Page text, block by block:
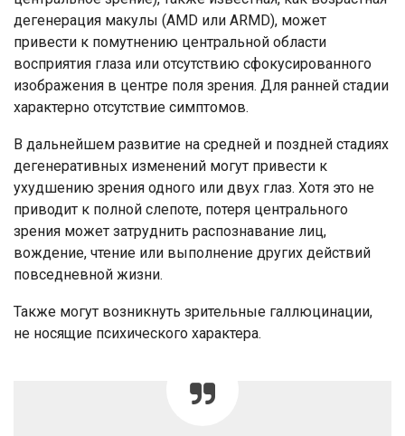
дегенерация макулы (AMD или ARMD), может
привести к помутнению центральной области
восприятия глаза или отсутствию сфокусированного
изображения в центре поля зрения. Для ранней стадии
характерно отсутствие симптомов.
В дальнейшем развитие на средней и поздней стадиях
дегенеративных изменений могут привести к
ухудшению зрения одного или двух глаз. Хотя это не
приводит к полной слепоте, потеря центрального
зрения может затруднить распознавание лиц,
вождение, чтение или выполнение других действий
повседневной жизни.
Также могут возникнуть зрительные галлюцинации,
не носящие психического характера.